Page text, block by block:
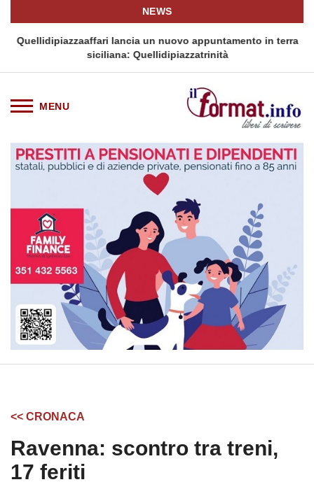
NEWS
Quellidipiazzaaffari lancia un nuovo appuntamento in terra
siciliana: Quellidipiazzatrinità
<< CRONACA
Ravenna: scontro tra treni,
17 feriti